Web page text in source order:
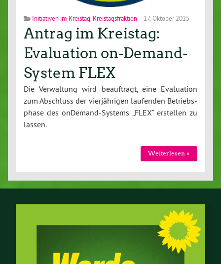
Initiativen im Kreistag, Kreistagsfraktion 17. Oktober 2025
Antrag im Kreistag:
Evaluation on-Demand-
System FLEX
Die Ver­wal­tung wird be­auf­tragt, eine Eva­lua­ti­on
zum Abschluss der vier­jäh­ri­gen laufenden Be­triebs­
pha­se des on­De­mand-Sys­tems „FLEX“ erstellen zu
lassen.
Wei­ter­le­sen »